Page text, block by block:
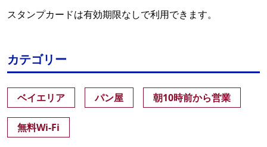
スタンプカードは有効期限なしで利用できます。
カテゴリー
ベイエリア パン屋 朝10時前から営業
無料Wi-Fi